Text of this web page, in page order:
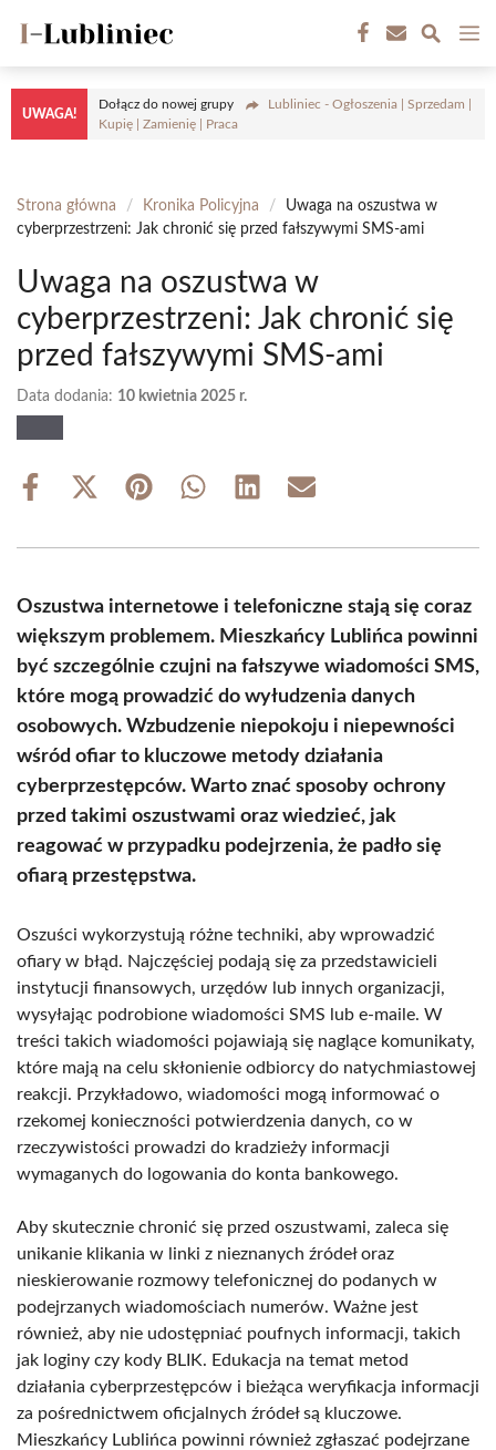
treści
UWAGA!
Dołącz do nowej grupy
Lubliniec - Ogłoszenia | Sprzedam |
Kupię | Zamienię | Praca
Strona główna / Kronika Policyjna /
Uwaga na oszustwa w
cyberprzestrzeni: Jak chronić się przed fałszywymi SMS-ami
Uwaga na oszustwa w
cyberprzestrzeni: Jak chronić się
przed fałszywymi SMS-ami
Data dodania: 10 kwietnia 2025 r.
Share
Share
(Twitter)
Share Share Share Share
Oszustwa internetowe i telefoniczne stają się coraz
większym problemem. Mieszkańcy Lublińca powinni
być szczególnie czujni na fałszywe wiadomości SMS,
które mogą prowadzić do wyłudzenia danych
osobowych. Wzbudzenie niepokoju i niepewności
wśród ofiar to kluczowe metody działania
cyberprzestępców. Warto znać sposoby ochrony
przed takimi oszustwami oraz wiedzieć, jak
reagować w przypadku podejrzenia, że padło się
ofiarą przestępstwa.
Oszuści wykorzystują różne techniki, aby wprowadzić
ofiary w błąd. Najczęściej podają się za przedstawicieli
instytucji finansowych, urzędów lub innych organizacji,
wysyłając podrobione wiadomości SMS lub e-maile. W
treści takich wiadomości pojawiają się naglące komunikaty,
które mają na celu skłonienie odbiorcy do natychmiastowej
reakcji. Przykładowo, wiadomości mogą informować o
rzekomej konieczności potwierdzenia danych, co w
rzeczywistości prowadzi do kradzieży informacji
wymaganych do logowania do konta bankowego.
Aby skutecznie chronić się przed oszustwami, zaleca się
unikanie klikania w linki z nieznanych źródeł oraz
nieskierowanie rozmowy telefonicznej do podanych w
podejrzanych wiadomościach numerów. Ważne jest
również, aby nie udostępniać poufnych informacji, takich
jak loginy czy kody BLIK. Edukacja na temat metod
działania cyberprzestępców i bieżąca weryfikacja informacji
za pośrednictwem oficjalnych źródeł są kluczowe.
Mieszkańcy Lublińca powinni również zgłaszać podejrzane